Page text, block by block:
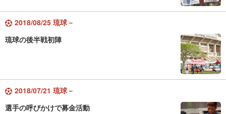
2018/08/25 琉球－
琉球の後半戦初陣
2018/07/21 琉球－
選手の呼びかけで募金活動